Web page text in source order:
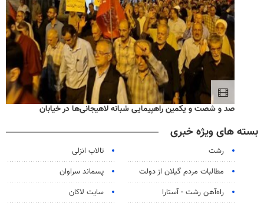
صد و شصت و یکمین راهپیمایی شبانه لاهیجانی‌ها در خیابان
بسته های ویژه خبری
رشت
تالاب انزلی
مطالبات مردم گیلان از دولت
پسماند سراوان
راه‌آهن رشت - آستارا
سایت لاکان